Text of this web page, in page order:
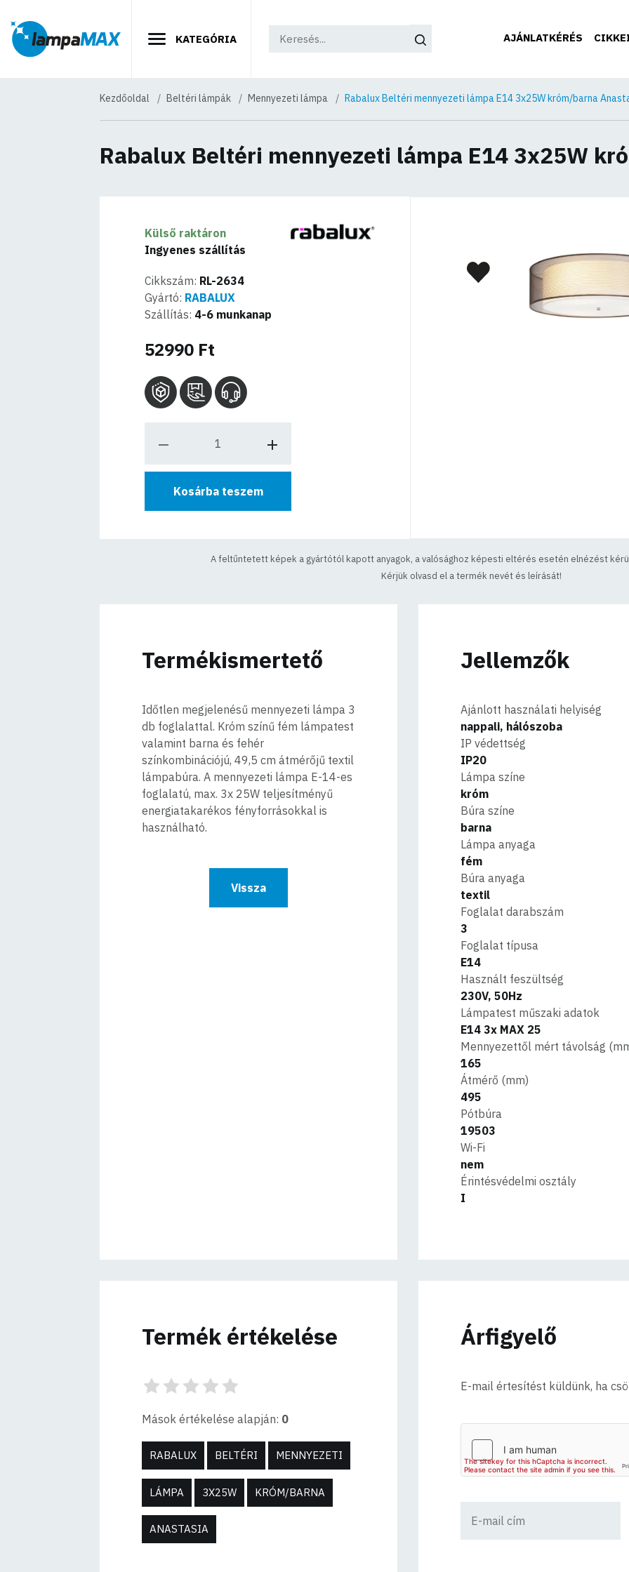
KATEGÓRIA AJÁNLATKÉRÉS
Kezdőoldal Beltéri lámpák Mennyezeti lámpa Rabalux Beltéri mennyezeti lámpa E14 3x25W króm/barna
Rabalux Beltéri mennyezeti lámpa E14 3x25W
Külső raktáron
Ingyenes szállítás
Cikkszám: RL-2634
Gyártó: RABALUX
Szállítás: 4-6 munkanap
52990 Ft
Kosárba teszem
A feltűntetett képek a gyártótól kapott anyagok, a valósághoz képesti eltérés esetén elnézést
Kérjük olvasd el a termék nevét és leírását!
Termékismertető
Időtlen megjelenésű mennyezeti lámpa 3
db foglalattal. Króm színű fém lámpatest
valamint barna és fehér
színkombinációjú, 49,5 cm átmérőjű textil
lámpabúra. A mennyezeti lámpa E-14-es
foglalatú, max. 3x 25W teljesítményű
energiatakarékos fényforrásokkal is
használható.
Vissza
Jellemzők
Ajánlott használati helyiség
nappali, hálószoba
IP védettség
IP20
Lámpa színe
króm
Búra színe
barna
Lámpa anyaga
fém
Búra anyaga
textil
Foglalat darabszám
3
Foglalat típusa
E14
Használt feszültség
230V, 50Hz
Lámpatest műszaki adatok
E14 3x MAX 25
Mennyezettől mért távolság
165
Átmérő (mm)
495
Pótbúra
19503
Wi-Fi
nem
Érintésvédelmi osztály
I
Termék értékelése
Mások értékelése alapján: 0
RABALUX BELTÉRI MENNYEZETI
LÁMPA 3X25W KRÓM/BARNA
ANASTASIA
Árfigyelő
E-mail értesítést küldünk, ha